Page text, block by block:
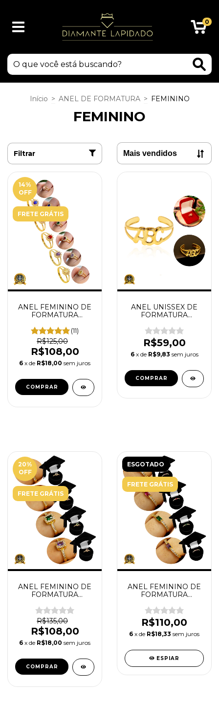
0
Início > ANEL DE FORMATURA > FEMININO
FEMININO
Filtrar
14%
OFF
FRETE GRÁTIS
ANEL FEMININO DE
FORMATURA
(11)
R$125,00
R$108,00
6 x de R$18,00 sem juros
COMPRAR
ANEL UNISSEX DE
FORMATURA
AJUSTÁVEL
R$59,00
6 x de R$9,83 sem juros
20%
OFF
FRETE GRÁTIS
ANEL FEMININO DE
FORMATURA
R$135,00
R$108,00
6 x de R$18,00 sem juros
COMPRAR
ESGOTADO
FRETE GRÁTIS
ANEL FEMININO DE
FORMATURA
R$110,00
6 x de R$18,33 sem juros
ESPIAR